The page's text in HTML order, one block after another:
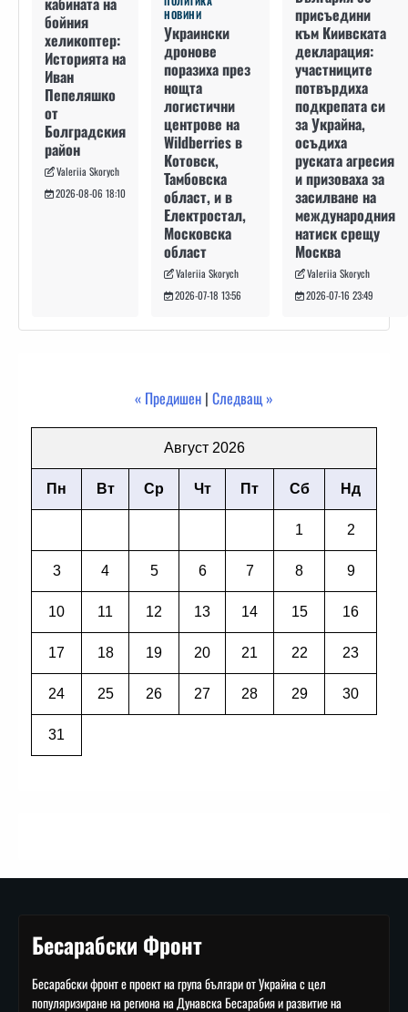
бойния
хеликоптер:
Историята на
Иван
Пепеляшко
от
Болградския
район
Valeriia Skorych
2026-08-06 18:10
НОВИНИ
Украински
дронове
поразиха през
нощта
логистични
центрове на
Wildberries в
Котовск,
Тамбовска
област, и в
Електростал,
Московска
област
Valeriia Skorych
2026-07-18 13:56
присъедини
към Киивската
декларация:
участниците
потвърдиха
подкрепата си
за Украйна,
осъдиха
руската агресия
и призоваха за
засилване на
международния
натиск срещу
Москва
Valeriia Skorych
2026-07-16 23:49
« Предишен | Следващ »
Август 2026
Пн Вт Ср Чт Пт Сб Нд
1 2
3 4 5 6 7 8 9
10 11 12 13 14 15 16
17 18 19 20 21 22 23
24 25 26 27 28 29 30
31
Бесарабски Фронт
Бесарабски фронт е проект на група българи от Украйна с цел
популяризиране на региона на Дунавска Бесарабия и развитие на